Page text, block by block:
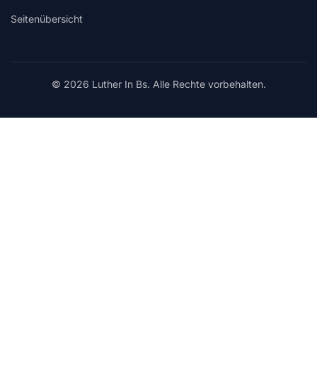
Seitenübersicht
© 2026 Luther In Bs. Alle Rechte vorbehalten.